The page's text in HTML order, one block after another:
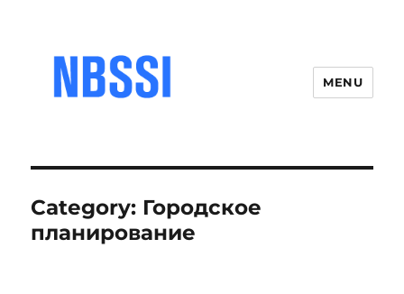
MENU
Category: Городское
планирование